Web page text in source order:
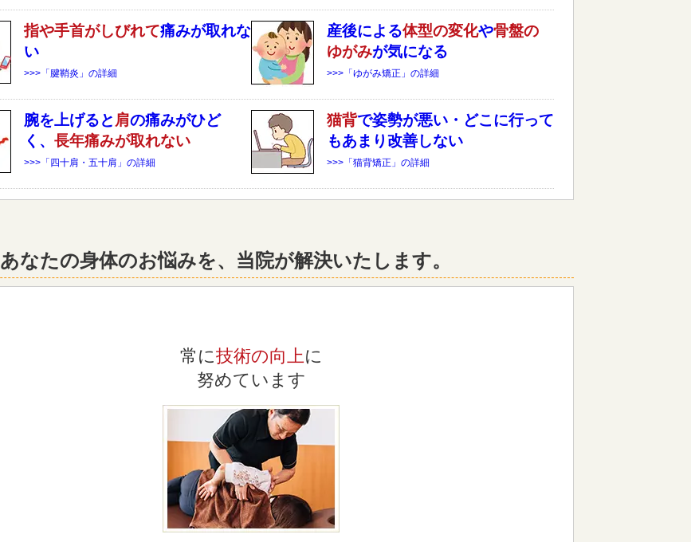
指や手首がしびれて痛みが取れな
い
>>>「腱鞘炎」の詳細
産後による体型の変化や骨盤の
ゆがみが気になる
>>>「ゆがみ矯正」の詳細
腕を上げると 肩の痛みがひど
く、 長年痛みが取れない
>>>「四十肩・五十肩」の詳細
猫背で姿勢が悪い・どこに行って
もあまり改善しない
>>>「猫背矯正」の詳細
あなたの身体のお悩みを、当院が解決いたします。
常に技術の向上に
努めています